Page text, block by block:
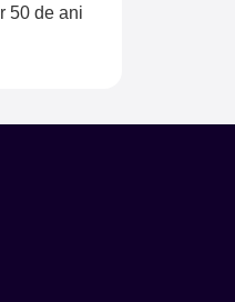
50 de ani